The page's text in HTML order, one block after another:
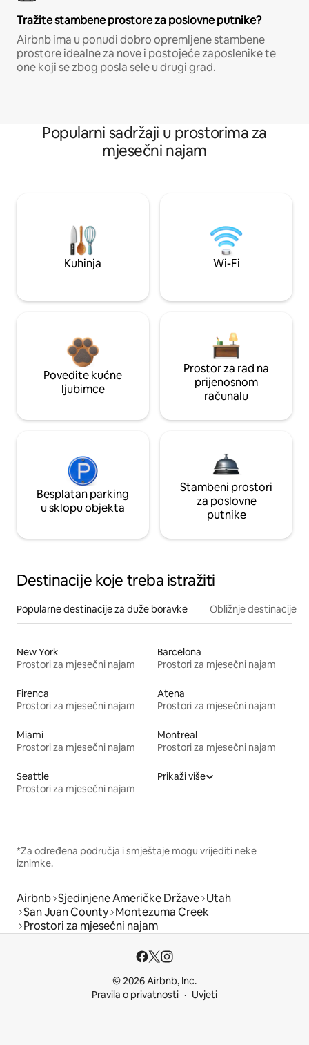
Tražite stambene prostore za poslovne putnike?
Airbnb ima u ponudi dobro opremljene stambene
prostore idealne za nove i postojeće zaposlenike te
one koji se zbog posla sele u drugi grad.
Popularni sadržaji u prostorima za
mjesečni najam
Kuhinja Wi-Fi
Povedite kućne
ljubimce
Prostor za rad na
prijenosnom
računalu
Besplatan parking
u sklopu objekta
Stambeni prostori
za poslovne
putnike
Destinacije koje treba istražiti
Popularne destinacije za duže boravke Obližnje destinacije
New York
Prostori za mjesečni najam
Barcelona
Prostori za mjesečni najam
Firenca
Prostori za mjesečni najam
Atena
Prostori za mjesečni najam
Miami
Prostori za mjesečni najam
Montreal
Prostori za mjesečni najam
Seattle
Prostori za mjesečni najam
Prikaži više
*Za određena područja i smještaje mogu vrijediti neke
iznimke.
Airbnb Sjedinjene Američke Države Utah
San Juan County Montezuma Creek
Prostori za mjesečni najam
© 2026 Airbnb, Inc.
Pravila o privatnosti
Uvjeti